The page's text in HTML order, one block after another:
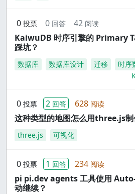
0 投票 0 回答 42 阅读
KaiwuDB 时序引擎的 Primary
踩坑？
数据库 数据库设计 迁移 时序
0 投票 2 回答 628 阅读
这种类型的地图怎么用three.js制
three.js 可视化
0 投票 1 回答 234 阅读
pi pi.dev agents 工具使用
动继续？